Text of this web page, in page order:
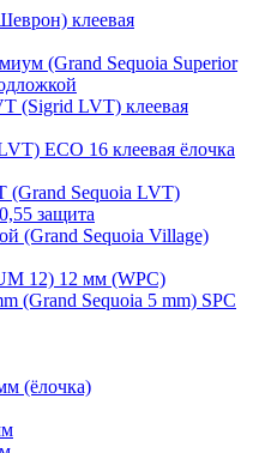
клеевая
(Grand Sequoia Superior
(Sigrid LVT) клеевая
ECO 16 клеевая ёлочка
(Grand Sequoia LVT)
защита
(Grand Sequoia Village)
12) 12 мм (WPC)
(Grand Sequoia 5 mm) SPC
(ёлочка)